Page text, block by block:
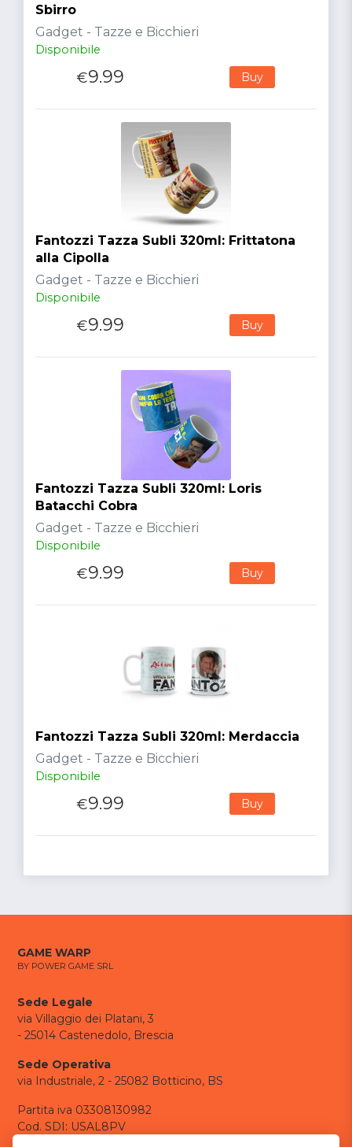
Sbirro
Gadget - Tazze e Bicchieri
Disponibile
€9.99 Buy
Fantozzi Tazza Subli 320ml: Frittatona
alla Cipolla
Gadget - Tazze e Bicchieri
Disponibile
€9.99 Buy
Fantozzi Tazza Subli 320ml: Loris
Batacchi Cobra
Gadget - Tazze e Bicchieri
Disponibile
€9.99 Buy
Fantozzi Tazza Subli 320ml: Merdaccia
Gadget - Tazze e Bicchieri
Disponibile
€9.99 Buy
GAME WARP
BY POWER GAME SRL
Sede Legale
via Villaggio dei Platani, 3
- 25014 Castenedolo, Brescia
Sede Operativa
via Industriale, 2 - 25082 Botticino, BS
Partita iva 03308130982
Cod. SDI: USAL8PV